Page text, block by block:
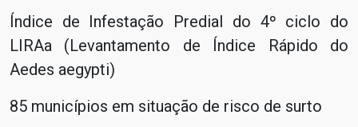
Índice de Infestação Predial do 4º ciclo do
LIRAa (Levantamento de Índice Rápido do
Aedes aegypti)
85 municípios em situação de risco de surto